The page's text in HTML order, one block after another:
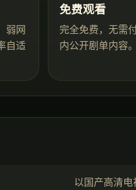
弱网
自适
免费观看
完全免费，无需
内公开剧单内容。
以国产高清电